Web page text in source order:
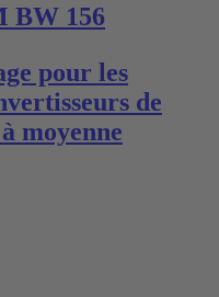
BW 156
pour les
de
moyenne